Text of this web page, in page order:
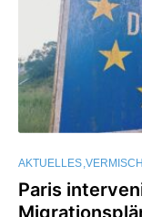
AKTUELLES
Paris